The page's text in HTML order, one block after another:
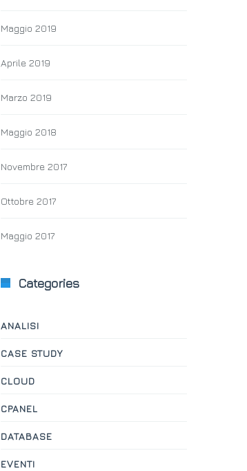
Maggio 2019
Aprile 2019
Marzo 2019
Maggio 2018
Novembre 2017
Ottobre 2017
Maggio 2017
Categories
ANALISI
CASE STUDY
CLOUD
CPANEL
DATABASE
EVENTI